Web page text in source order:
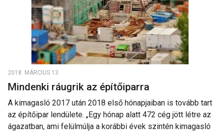
2018. MÁRCIUS 13.
Mindenki ráugrik az építőiparra
A kimagasló 2017 után 2018 első hónapjaiban is tovább tart
az építőipar lendülete. „Egy hónap alatt 472 cég jött létre az
ágazatban, ami felülmúlja a korábbi évek szintén kimagasló